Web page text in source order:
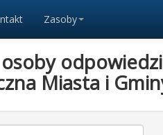
Zasoby
Miasta i